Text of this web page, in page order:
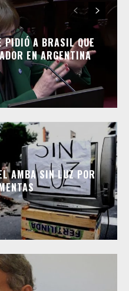
A BRASIL QUE
EN ARGENTINA
AMBA SIN LUZ POR